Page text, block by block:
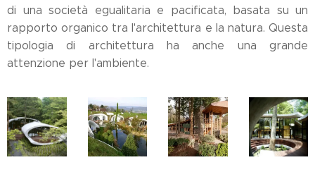
di una società egualitaria e pacificata, basata su un
rapporto organico tra l'architettura e la natura. Questa
tipologia di architettura ha anche una grande
attenzione per l'ambiente.